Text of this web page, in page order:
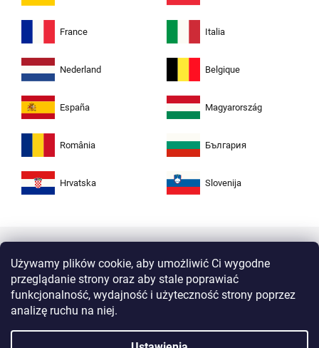
Używamy plików cookie, aby umożliwić Ci wygodne
przeglądanie strony oraz aby stale poprawiać
funkcjonalność, wydajność i użyteczność strony poprzez
analizę ruchu na niej.
France Italia
Nederland Belgique
España Magyarország
România България
Hrvatska Slovenija